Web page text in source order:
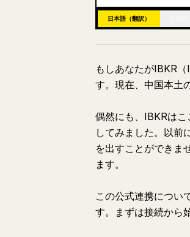
日本語（翻訳）
もしあなたがIBKR
す。現在、中国本土
偶然にも、IBKRは
してみました。以前
を出すことができま
ます。
この公式連携につい
す。まずは接続から